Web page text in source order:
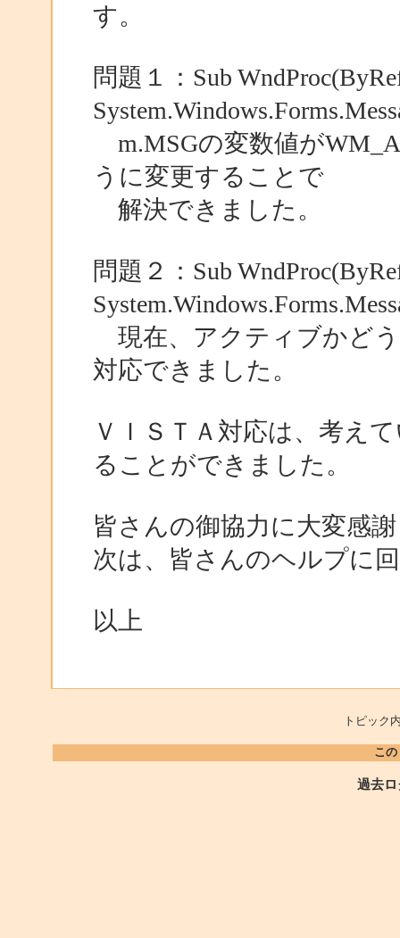
す。
問題１：Sub
m.MSGの変数値が
うに変更することで
解決できました。
問題２：Sub
現在、アクティブかど
対応できました。
ＶＩＳＴＡ対応は、考え
ることができました。
皆さんの御協力に大変感
次は、皆さんのヘルプに
以上
トピッ
こ
過去